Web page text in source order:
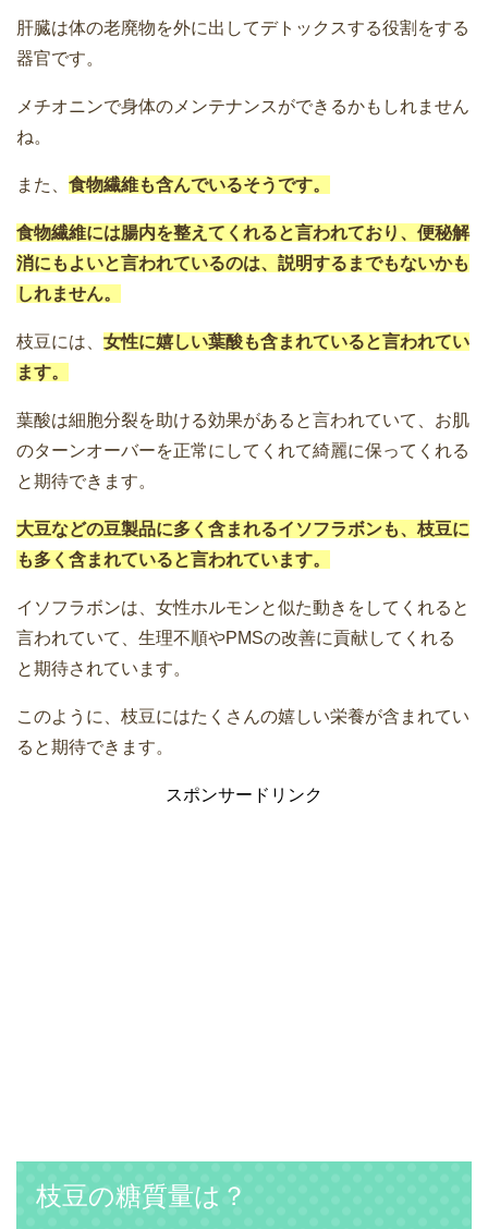
肝臓は体の老廃物を外に出してデトックスする役割をする
器官です。
メチオニンで身体のメンテナンスができるかもしれません
ね。
また、 食物繊維も含んでいるそうです。
食物繊維には腸内を整えてくれると言われており、便秘解
消にもよいと言われているのは、説明するまでもないかも
しれません。
枝豆には、 女性に嬉しい葉酸も含まれていると言われてい
ます。
葉酸は細胞分裂を助ける効果があると言われていて、お肌
のターンオーバーを正常にしてくれて綺麗に保ってくれる
と期待できます。
大豆などの豆製品に多く含まれるイソフラボンも、枝豆に
も多く含まれていると言われています。
イソフラボンは、女性ホルモンと似た動きをしてくれると
言われていて、生理不順やPMSの改善に貢献してくれる
と期待されています。
このように、枝豆にはたくさんの嬉しい栄養が含まれてい
ると期待できます。
スポンサードリンク
枝豆の糖質量は？